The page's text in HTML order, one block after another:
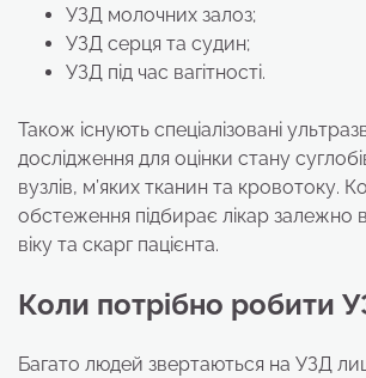
УЗД молочних залоз;
УЗД серця та судин;
УЗД під час вагітності.
Також існують спеціалізовані
дослідження для оцінки стану
вузлів, м’яких тканин та кровотоку.
обстеження підбирає лікар залежно
віку та скарг пацієнта.
Коли потрібно робити
Багато людей звертаються на УЗД